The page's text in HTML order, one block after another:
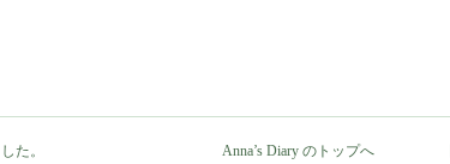
た。 Anna’s Diary のトップへ